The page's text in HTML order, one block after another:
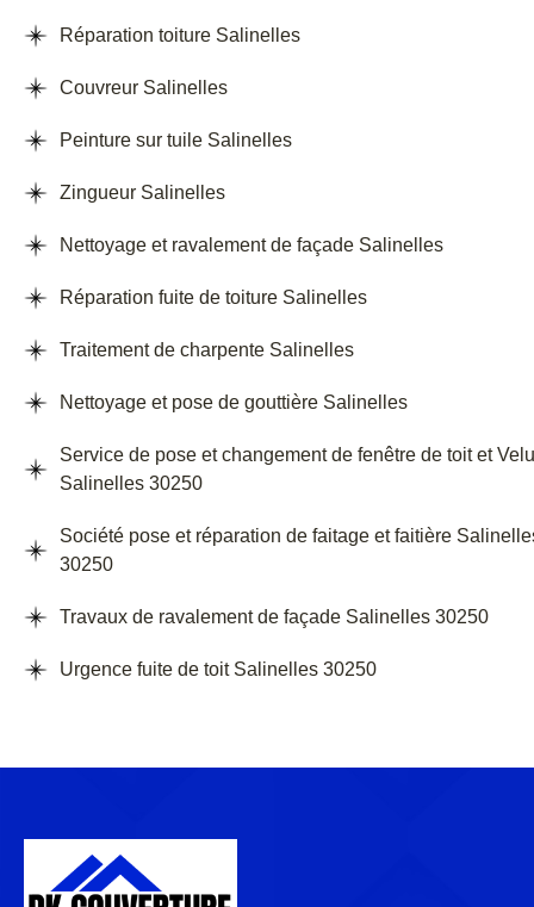
Réparation toiture Salinelles
Couvreur Salinelles
Peinture sur tuile Salinelles
Zingueur Salinelles
Nettoyage et ravalement de façade Salinelles
Réparation fuite de toiture Salinelles
Traitement de charpente Salinelles
Nettoyage et pose de gouttière Salinelles
Service de pose et changement de fenêtre de toit et
Salinelles 30250
Société pose et réparation de faitage et faitière
30250
Travaux de ravalement de façade Salinelles 30250
Urgence fuite de toit Salinelles 30250